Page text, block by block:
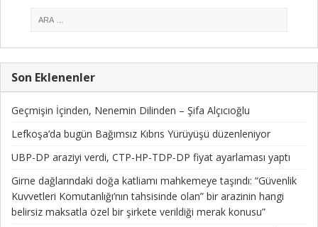
Son Eklenenler
Geçmişin İçinden, Nenemin Dilinden – Şifa Alçıcıoğlu
Lefkoşa’da bugün Bağımsız Kıbrıs Yürüyüşü düzenleniyor
UBP-DP araziyi verdi, CTP-HP-TDP-DP fiyat ayarlaması yaptı
Girne dağlarındaki doğa katliamı mahkemeye taşındı: “Güvenlik
Kuvvetleri Komutanlığı’nın tahsisinde olan” bir arazinin hangi
belirsiz maksatla özel bir şirkete verildiği merak konusu”